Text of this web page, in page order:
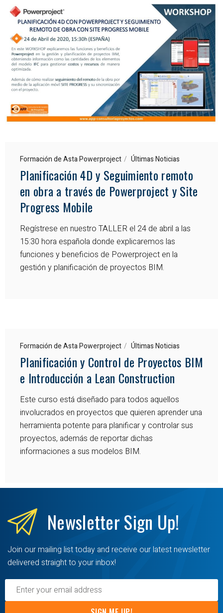
Formación de Asta Powerproject Últimas Noticias
Planificación 4D y Seguimiento remoto
en obra a través de Powerproject y Site
Progress Mobile
Regístrese en nuestro TALLER el 24 de abril a las
15:30 hora española donde explicaremos las
funciones y beneficios de Powerproject en la
gestión y planificación de proyectos BIM.
Formación de Asta Powerproject Últimas Noticias
Planificación y Control de Proyectos BIM
e Introducción a Lean Construction
Este curso está diseñado para todos aquellos
involucrados en proyectos que quieren aprender una
herramienta potente para planificar y controlar sus
proyectos, además de reportar dichas
informaciones a sus modelos BIM.
NewsletterSign Up!
Join our mailing list today and receive our latest newsletter
delivered straight to your inbox!